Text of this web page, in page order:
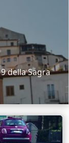
della Sagra